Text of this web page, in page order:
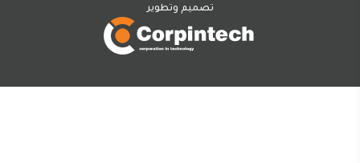
تصميم وتطوير